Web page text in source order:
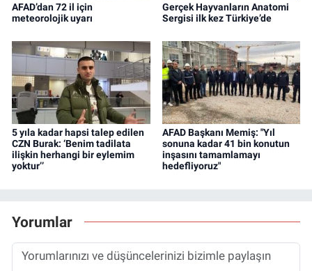
AFAD’dan 72 il için
meteorolojik uyarı
Gerçek Hayvanların Anatomi
Sergisi ilk kez Türkiye’de
5 yıla kadar hapsi talep edilen
CZN Burak: ‘Benim tadilata
ilişkin herhangi bir eylemim
yoktur’’
AFAD Başkanı Memiş: "Yıl
sonuna kadar 41 bin konutun
inşasını tamamlamayı
hedefliyoruz"
Yorumlar